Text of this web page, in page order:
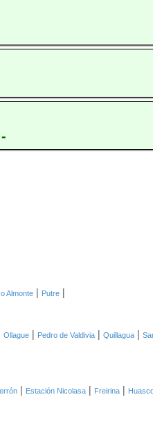
Almonte | Putre |
Ollague | Pedro de Valdivia | Quillagua |
| Estación Nicolasa | Freirina |